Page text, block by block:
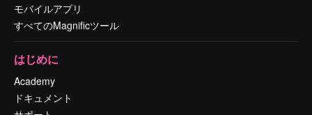
モバイルアプリ
すべてのMagnificツール
はじめに
Academy
ドキュメント